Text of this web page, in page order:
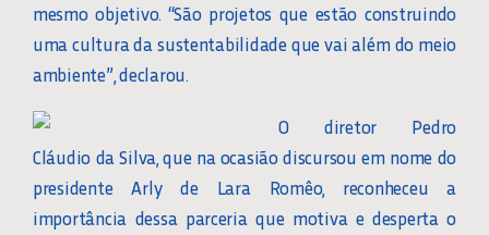
mesmo objetivo. “São projetos que estão construindo
uma cultura da sustentabilidade que vai além do meio
ambiente”, declarou.
O diretor Pedro
Cláudio da Silva, que na ocasião discursou em nome do
presidente Arly de Lara Romêo, reconheceu a
importância dessa parceria que motiva e desperta o